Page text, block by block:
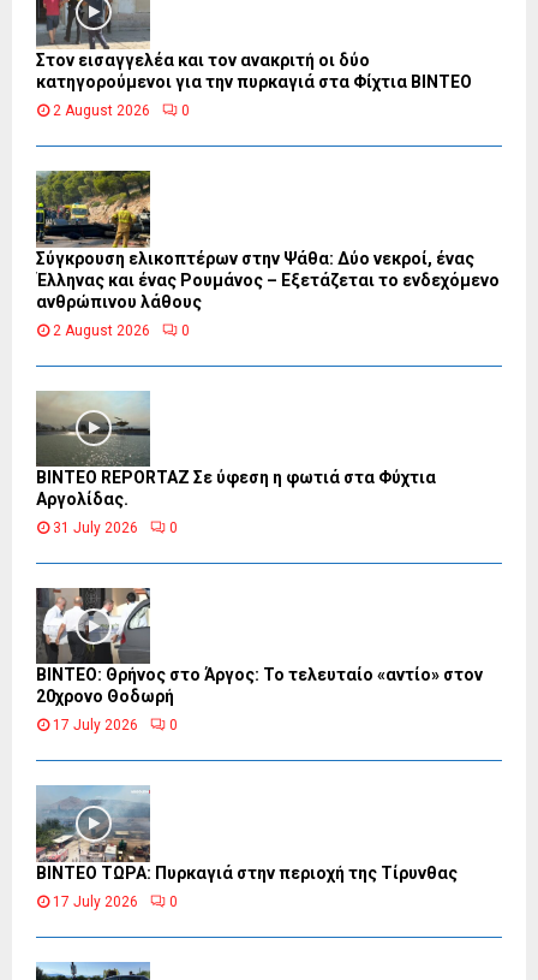
Στον εισαγγελέα και τον ανακριτή οι δύο
κατηγορούμενοι για την πυρκαγιά στα Φίχτια ΒΙΝΤΕΟ
2 August 2026 0
Σύγκρουση ελικοπτέρων στην Ψάθα: Δύο νεκροί, ένας
Έλληνας και ένας Ρουμάνος – Εξετάζεται το ενδεχόμενο
ανθρώπινου λάθους
2 August 2026 0
BINTEO REPORTAZ Σε ύφεση η φωτιά στα Φύχτια
Αργολίδας.
31 July 2026 0
ΒΙΝΤΕΟ: Θρήνος στο Άργος: Το τελευταίο «αντίο» στον
20χρονο Θοδωρή
17 July 2026 0
ΒΙΝΤΕΟ ΤΩΡΑ: Πυρκαγιά στην περιοχή της Τίρυνθας
17 July 2026 0